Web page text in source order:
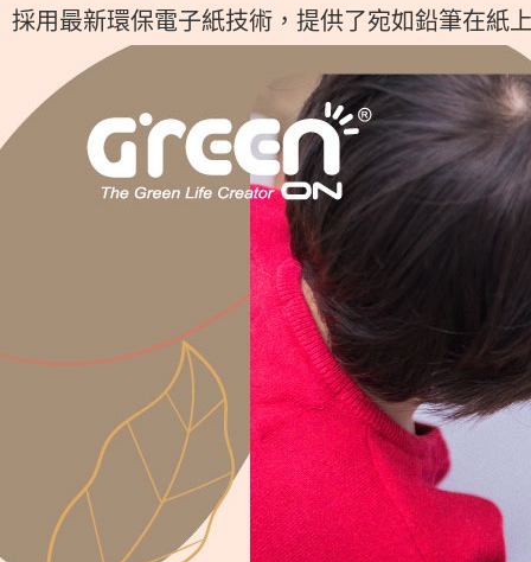
採用最新環保電子紙技術，提供了宛如鉛筆在紙